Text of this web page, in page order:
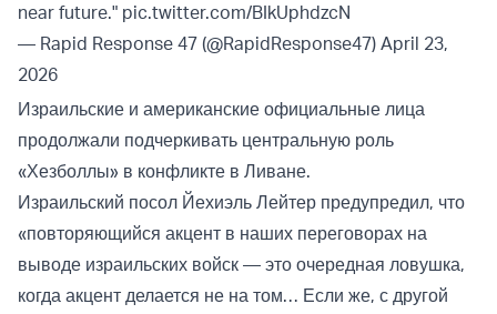
near future." pic.twitter.com/BIkUphdzcN
— Rapid Response 47 (@RapidResponse47) April 23,
2026
Израильские и американские официальные лица
продолжали подчеркивать центральную роль
«Хезболлы» в конфликте в Ливане.
Израильский посол Йехиэль Лейтер предупредил, что
«повторяющийся акцент в наших переговорах на
выводе израильских войск — это очередная ловушка,
когда акцент делается не на том… Если же, с другой